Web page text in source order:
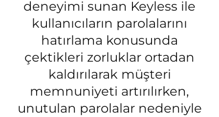
deneyimi sunan Keyless ile
kullanıcıların parolalarını
hatırlama konusunda
çektikleri zorluklar ortadan
kaldırılarak müşteri
memnuniyeti artırılırken,
unutulan parolalar nedeniyle